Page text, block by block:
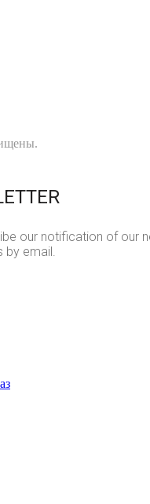
our notification of our
by email.